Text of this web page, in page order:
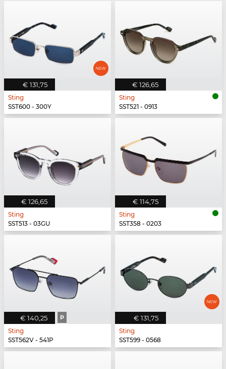
€ 131,75
Sting
SST600 - 300Y
€ 126,65
Sting
SST521 - 0913
€ 126,65
Sting
SST513 - 03GU
€ 114,75
Sting
SST358 - 0203
€ 140,25 P
Sting
SST562V - 541P
€ 131,75
Sting
SST599 - 0568